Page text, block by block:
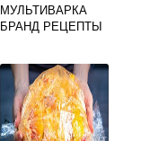
МУЛЬТИВАРКА
БРАНД РЕЦЕПТЫ